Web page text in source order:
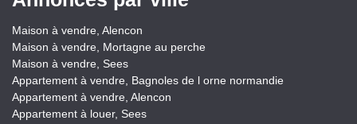
Maison à vendre, Alencon
Maison à vendre, Mortagne au perche
Maison à vendre, Sees
Appartement à vendre, Bagnoles de l orne normandie
Appartement à vendre, Alencon
Appartement à louer, Sees